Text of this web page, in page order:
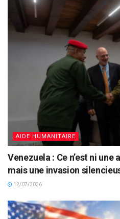
AIDE HUMANITAIRE
Venezuela : Ce n’est ni
mais une invasion
12/07/2026